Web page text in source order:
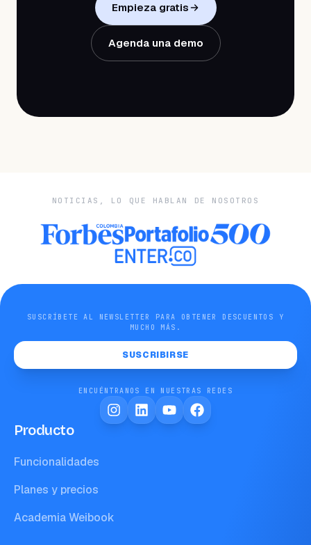
Empieza gratis
Agenda una demo
NOTICIAS, LO QUE HABLAN DE NOSOTROS
SUSCRÍBETE AL NEWSLETTER PARA OBTENER DESCUENTOS Y
MUCHO MÁS.
SUSCRIBIRSE
ENCUÉNTRANOS EN NUESTRAS REDES
Producto
Funcionalidades
Planes y precios
Academia Weibook